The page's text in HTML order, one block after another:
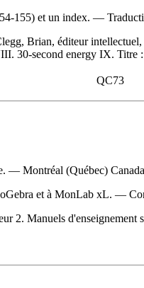
155) et un index. —
Brian, éditeur
30-second energy IX. Titre :
QC73
Montréal (Québec)
et à MonLab xL. —
2. Manuels d'enseignement